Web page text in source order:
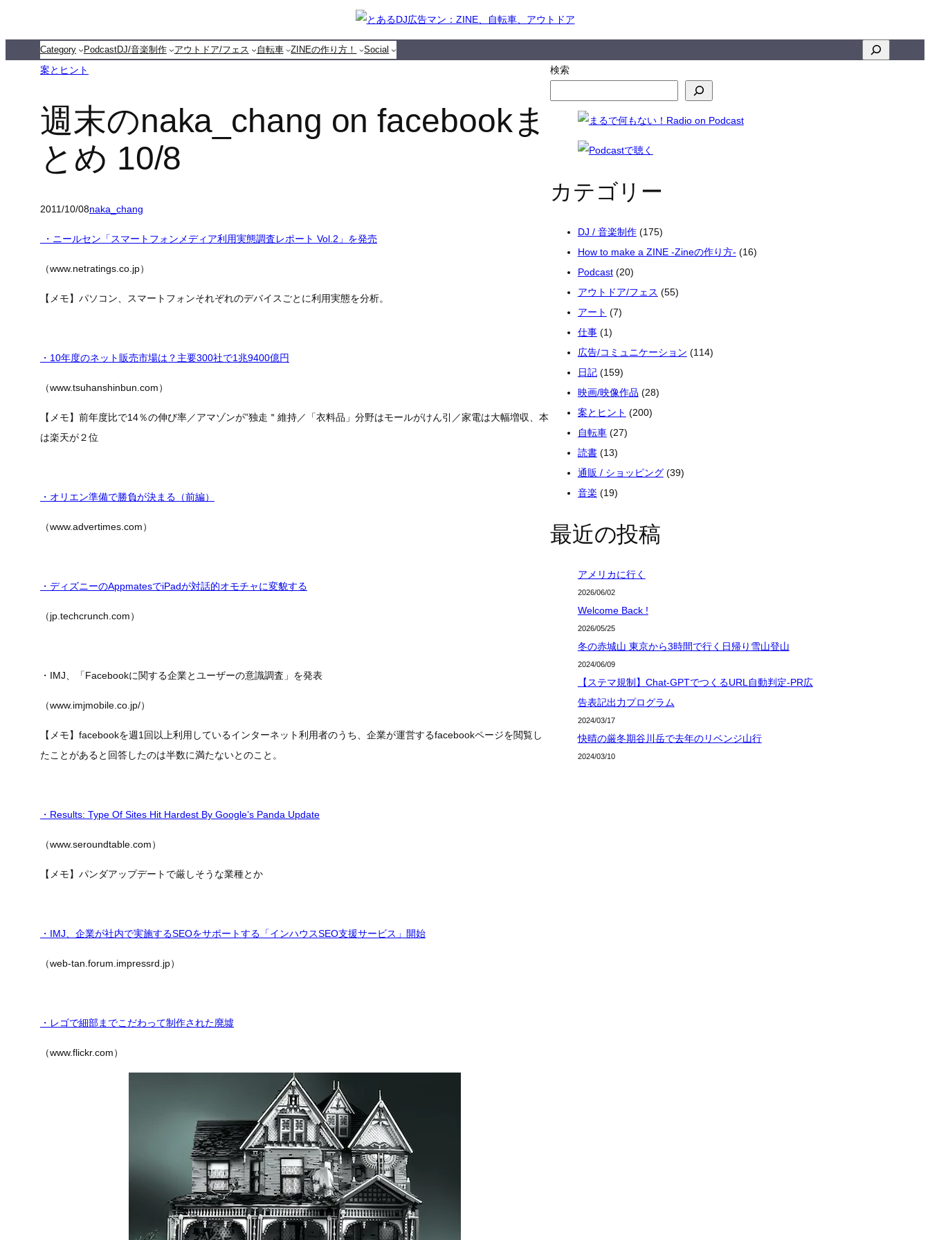
容
を
Category PodcastDJ/音楽制作 アウトドア/フェス 自転車 ZINEの作り方！ Social
案とヒント
週末のnaka_chang on facebookま
とめ 10/8
2011/10/08naka_chang
・ニールセン「スマートフォンメディア利用実態調査レポート Vol.2」を発売
（www.netratings.co.jp）
【メモ】パソコン、スマートフォンそれぞれのデバイスごとに利用実態を分析。
・10年度のネット販売市場は？主要300社で1兆9400億円
（www.tsuhanshinbun.com）
【メモ】前年度比で14％の伸び率／アマゾンが”独走＂維持／「衣料品」分野はモールがけん引／家電は大幅増収、本
は楽天が２位
・オリエン準備で勝負が決まる（前編）
（www.advertimes.com）
・ディズニーのAppmatesでiPadが対話的オモチャに変貌する
（jp.techcrunch.com）
・IMJ、「Facebookに関する企業とユーザーの意識調査」を発表
（www.imjmobile.co.jp/）
【メモ】facebookを週1回以上利用しているインターネット利用者のうち、企業が運営するfacebookページを閲覧し
たことがあると回答したのは半数に満たないとのこと。
・Results: Type Of Sites Hit Hardest By Google’s Panda Update
（www.seroundtable.com）
【メモ】パンダアップデートで厳しそうな業種とか
・IMJ、企業が社内で実施するSEOをサポートする「インハウスSEO支援サービス」開始
（web-tan.forum.impressrd.jp）
・レゴで細部までこだわって制作された廃墟
（www.flickr.com）
検索
カテゴリー
DJ / 音楽制作(175)
How to make a ZINE -Zineの作り方- (16)
Podcast(20)
アウトドア/フェス (55)
アート (7)
仕事(1)
広告/コミュニケーション (114)
日記(159)
映画/映像作品 (28)
案とヒント (200)
自転車(27)
読書(13)
通販 / ショッピング(39)
音楽 (19)
最近の投稿
アメリカに行く
2026/06/02
Welcome Back !
2026/05/25
冬の赤城山 東京から3時間で行く日帰り雪山登山
2024/06/09
【ステマ規制】Chat-GPTでつくるURL自動判定-PR広
告表記出力プログラム
2024/03/17
快晴の厳冬期谷川岳で去年のリベンジ山行
2024/03/10